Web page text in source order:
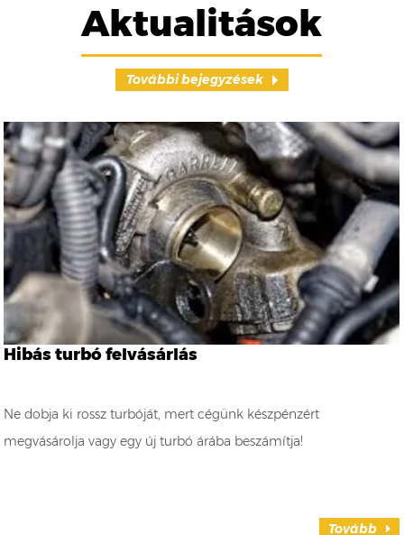
Aktualitások
További bejegyzések
Hibás turbó felvásárlás
Ne dobja ki rossz turbóját, mert cégünk készpénzért
megvásárolja vagy egy új turbó árába beszámítja!
Tovább